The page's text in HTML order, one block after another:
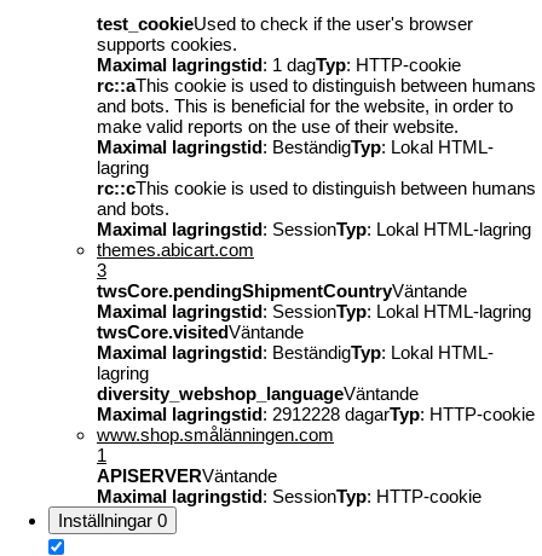
test_cookieUsed to check if the user's browser
supports cookies.
Maximal lagringstid: 1 dagTyp: HTTP-cookie
rc::aThis cookie is used to distinguish between humans
and bots. This is beneficial for the website, in order to
make valid reports on the use of their website.
Maximal lagringstid: BeständigTyp: Lokal HTML-
lagring
rc::cThis cookie is used to distinguish between humans
and bots.
Maximal lagringstid: SessionTyp: Lokal HTML-lagring
themes.abicart.com
3
twsCore.pendingShipmentCountryVäntande
Maximal lagringstid: SessionTyp: Lokal HTML-lagring
twsCore.visitedVäntande
Maximal lagringstid: BeständigTyp: Lokal HTML-
lagring
diversity_webshop_languageVäntande
Maximal lagringstid: 2912228 dagarTyp: HTTP-cookie
www.shop.smålänningen.com
1
APISERVERVäntande
Maximal lagringstid: SessionTyp: HTTP-cookie
Inställningar 0